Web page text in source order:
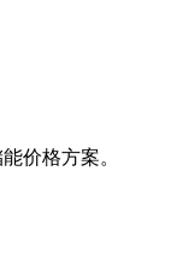
价格方案。